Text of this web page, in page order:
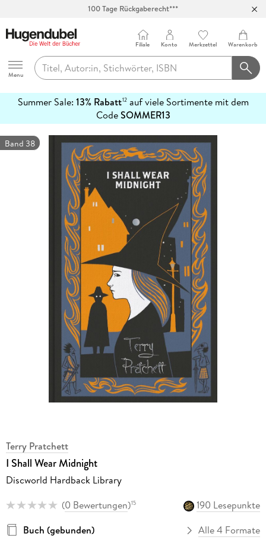
100 Tage Rückgaberecht***
Hugendubel
Menu
Filiale Konto Merkzettel Warenkorb
Summer Sale: 13% Rabatt12auf viele Sortimente mit dem
CodeSOMMER13
erfahren
Band 38
Terry Pratchett
I Shall Wear Midnight
Discworld Hardback Library
(0 Bewertungen)15
190 Lesepunkte
Buch (gebunden)
Alle 4 Formate